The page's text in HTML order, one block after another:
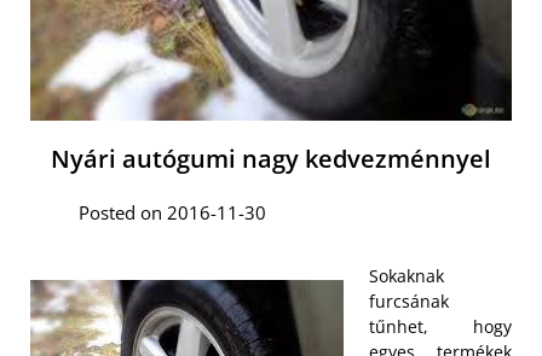
Nyári autógumi nagy kedvezménnyel
Posted on 2016-11-30
Sokaknak
furcsának
tűnhet, hogy